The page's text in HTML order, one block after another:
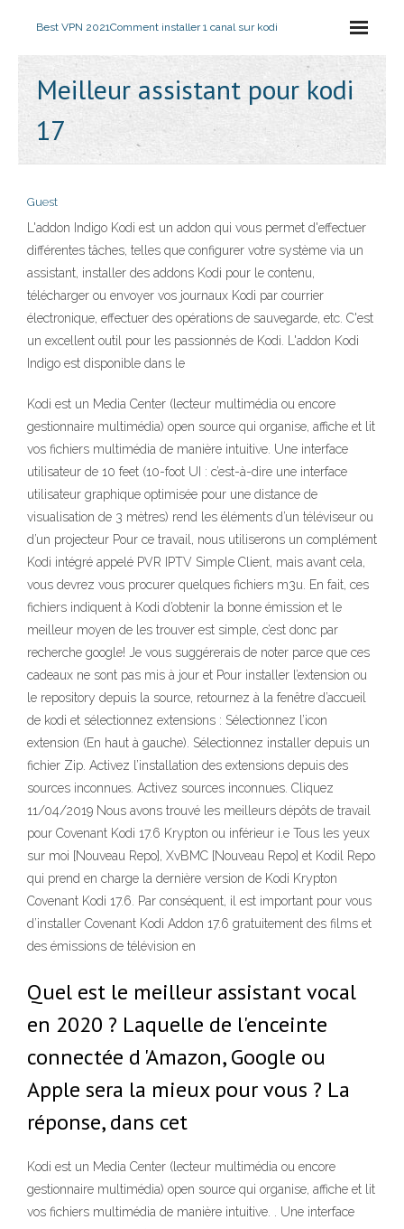
Best VPN 2021Comment installer 1 canal sur kodi
Meilleur assistant pour kodi
17
Guest
L'addon Indigo Kodi est un addon qui vous permet d'effectuer
différentes tâches, telles que configurer votre système via un
assistant, installer des addons Kodi pour le contenu,
télécharger ou envoyer vos journaux Kodi par courrier
électronique, effectuer des opérations de sauvegarde, etc. C'est
un excellent outil pour les passionnés de Kodi. L'addon Kodi
Indigo est disponible dans le
Kodi est un Media Center (lecteur multimédia ou encore
gestionnaire multimédia) open source qui organise, affiche et lit
vos fichiers multimédia de manière intuitive. Une interface
utilisateur de 10 feet (10-foot UI : c’est-à-dire une interface
utilisateur graphique optimisée pour une distance de
visualisation de 3 mètres) rend les éléments d’un téléviseur ou
d’un projecteur Pour ce travail, nous utiliserons un complément
Kodi intégré appelé PVR IPTV Simple Client, mais avant cela,
vous devrez vous procurer quelques fichiers m3u. En fait, ces
fichiers indiquent à Kodi d’obtenir la bonne émission et le
meilleur moyen de les trouver est simple, c’est donc par
recherche google! Je vous suggérerais de noter parce que ces
cadeaux ne sont pas mis à jour et Pour installer l’extension ou
le repository depuis la source, retournez à la fenêtre d’accueil
de kodi et sélectionnez extensions : Sélectionnez l’icon
extension (En haut à gauche). Sélectionnez installer depuis un
fichier Zip. Activez l’installation des extensions depuis des
sources inconnues. Activez sources inconnues. Cliquez
11/04/2019 Nous avons trouvé les meilleurs dépôts de travail
pour Covenant Kodi 17.6 Krypton ou inférieur i.e Tous les yeux
sur moi [Nouveau Repo], XvBMC [Nouveau Repo] et Kodil Repo
qui prend en charge la dernière version de Kodi Krypton
Covenant Kodi 17.6. Par conséquent, il est important pour vous
d’installer Covenant Kodi Addon 17.6 gratuitement des films et
des émissions de télévision en
Quel est le meilleur assistant vocal
en 2020 ? Laquelle de l'enceinte
connectée d 'Amazon, Google ou
Apple sera la mieux pour vous ? La
réponse, dans cet
Kodi est un Media Center (lecteur multimédia ou encore
gestionnaire multimédia) open source qui organise, affiche et lit
vos fichiers multimédia de manière intuitive. . Une interface